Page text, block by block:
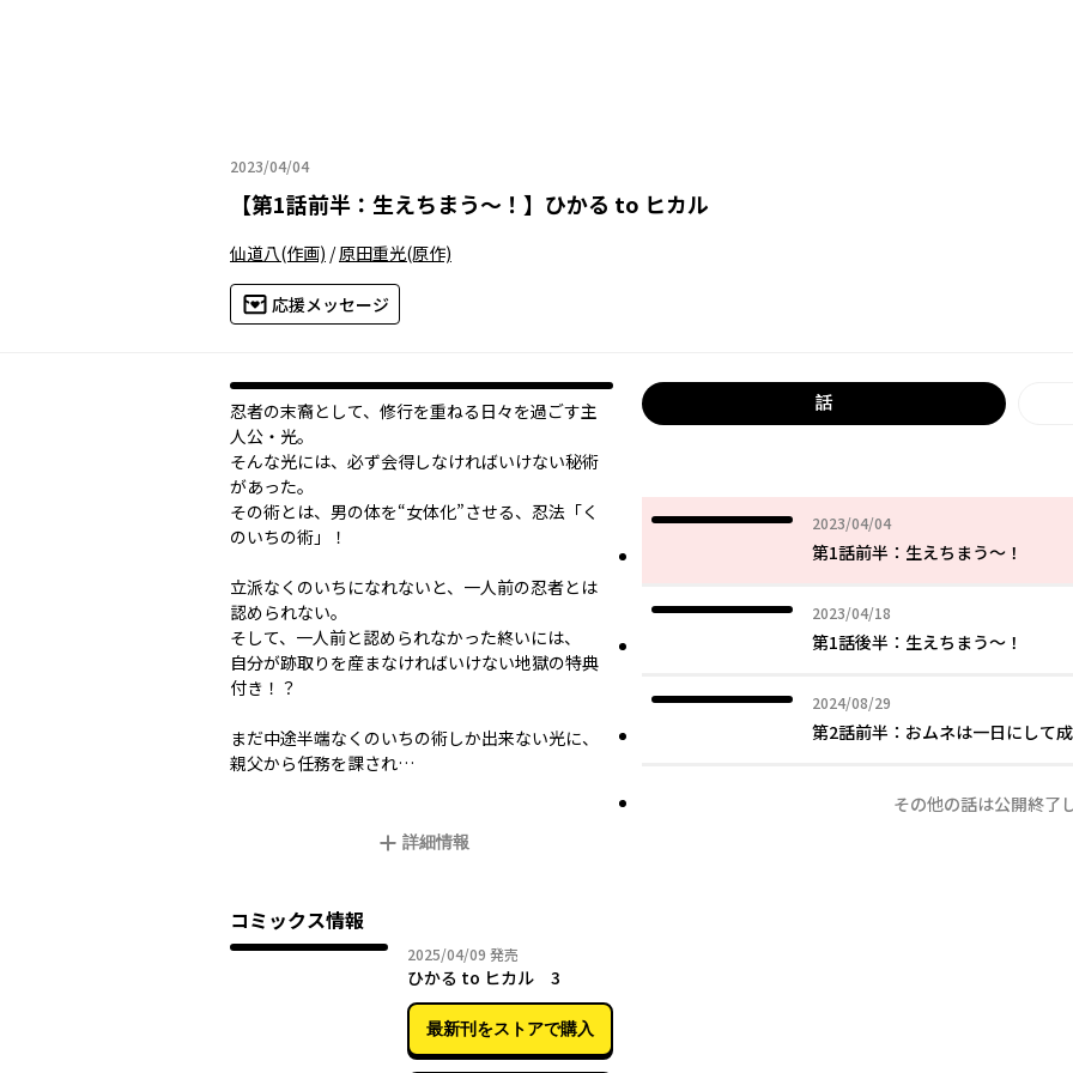
2023/04/04
2023年04月04日
【第1話前半：生えちまう～！ 】 ひかる to ヒカル
仙道八(作画) /原田重光(原作)
応援メッセージ
忍者の末裔として、修行を重ねる日々を過ごす主
人公・光。
そんな光には、必ず会得しなければいけない秘術
があった。
その術とは、男の体を“女体化”させる、忍法「く
のいちの術」！
立派なくのいちになれないと、一人前の忍者とは
認められない。
そして、一人前と認められなかった終いには、
自分が跡取りを産まなければいけない地獄の特典
付き！？
まだ中途半端なくのいちの術しか出来ない光に、
親父から任務を課され…
詳細情報
コミックス情報
2025/04/09 2025年04月09日
発売
ひかる to ヒカル 3
最新刊をストアで購入
話
2023/04/04
2023年04月04日
第1話前半：生えちまう～！
2023/04/18
2023年04月18日
第1話後半：生えちまう～！
2024/08/29
2024年08月29日
第2話前半：おムネは一日にして
その他の話は公開終了